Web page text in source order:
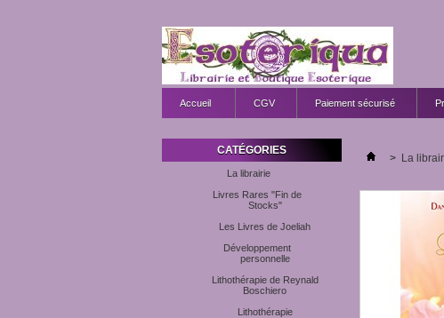
Accueil CGV Paiement sécurisé
CATÉGORIES
La librairie
Livres Rares "Fin de
Stocks"
Les Livres de Joeliah
Développement
personnelle
Lithothérapie de Reynald
Boschiero
Lithothérapie
> La